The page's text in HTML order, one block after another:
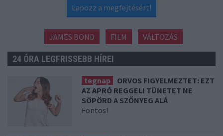
Lapozz a megfejtésért!
JAMES BOND FILM VÁLTOZÁS
24 ÓRA LEGFRISSEBB HÍREI
tegnap
ORVOS FIGYELMEZTET: EZT
AZ APRÓ REGGELI TÜNETET NE
SÖPÖRD A SZŐNYEG ALÁ
Fontos!